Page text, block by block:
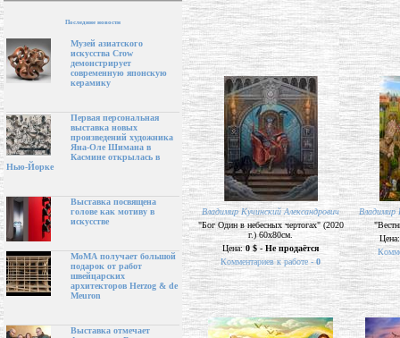
Последние новости
Музей азиатского
искусства Crow
демонстрирует
современную японскую
керамику
Первая персональная
выставка новых
произведений художника
Яна-Оле Шимана в
Касмине открылась в
Нью-Йорке
Выставка посвящена
голове как мотиву в
искусстве
МоМА получает большой
подарок от работ
швейцарских
архитекторов Herzog & de
Meuron
Выставка отмечает
Владимир Кучинский Александрович
"Бог Один в небесных чертогах" (2020
г.) 60х80см.
Цена:0 $ - Не продаётся
Комментариев к работе -0
Владимир